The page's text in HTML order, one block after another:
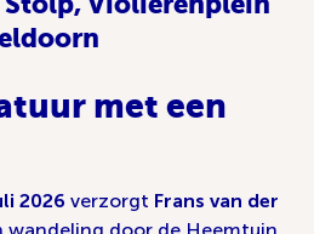
met een
2026 verzorgt Frans van der